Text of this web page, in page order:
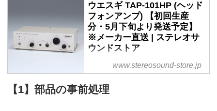
ウエスギ TAP-101HP (ヘッド
フォンアンプ) 【初回生産
分・5月下旬より発送予定】
※メーカー直送 | ステレオサ
ウンドストア
ウエスギ TAP-101HP (ヘッドフォ
ンアンプ) 【初回生産分・5月下旬
より発送予定】※メーカー直送
オーディオ ステレオサウンドス
www.stereosound-store.jp
【1】部品の事前処理